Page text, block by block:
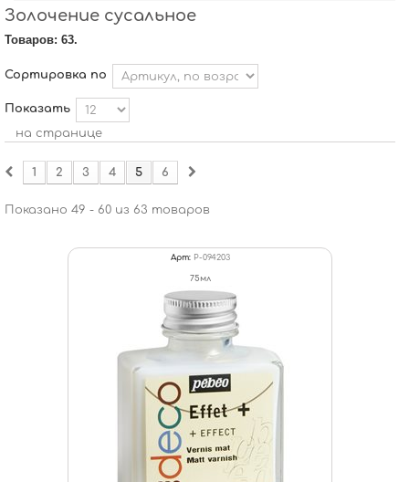
Золочение сусальное
Товаров: 63.
Сортировка по
Показать
на странице
1 2 3 4 5 6
Показано 49 - 60 из 63 товаров
Арт: P-094203
75мл